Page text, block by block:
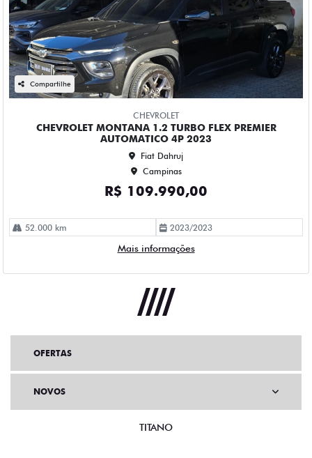
OFERTAS
NOVOS
TITANO